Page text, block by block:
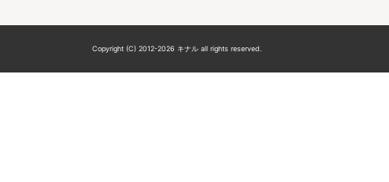
Copyright (C) 2012-2026 キナル all rights reserved.